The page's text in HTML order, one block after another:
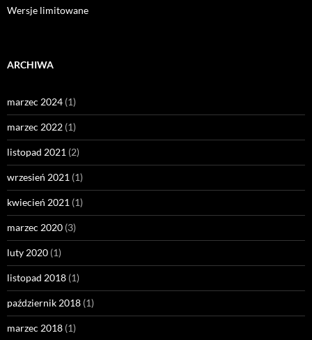
Wersje limitowane
ARCHIWA
marzec 2024 (1)
marzec 2022 (1)
listopad 2021 (2)
wrzesień 2021 (1)
kwiecień 2021 (1)
marzec 2020 (3)
luty 2020 (1)
listopad 2018 (1)
październik 2018 (1)
marzec 2018 (1)